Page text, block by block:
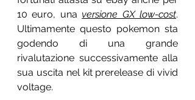
10 euro, una versione GX low-cost.
Ultimamente questo pokemon sta
godendo di una grande
rivalutazione successivamente alla
sua uscita nel kit prerelease di vivid
voltage.